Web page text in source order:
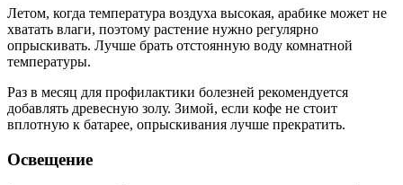
Летом, когда температура воздуха высокая, арабике может не
хватать влаги, поэтому растение нужно регулярно
опрыскивать. Лучше брать отстоянную воду комнатной
температуры.
Раз в месяц для профилактики болезней рекомендуется
добавлять древесную золу. Зимой, если кофе не стоит
вплотную к батарее, опрыскивания лучше прекратить.
Освещение